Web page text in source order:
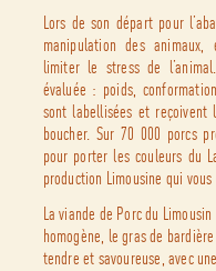
Lors de son départ pour
manipulation des
limiter le stress de
évaluée : poids,
sont labellisées et reçoivent
boucher. Sur 70 000 porcs
pour porter les couleurs du
production Limousine qui
La viande de Porc du
homogène, le gras de
tendre et savoureuse, avec